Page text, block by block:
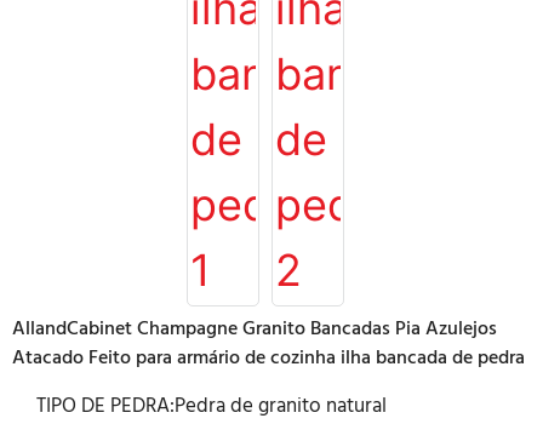
AllandCabinet Champagne Granito Bancadas Pia Azulejos
Atacado Feito para armário de cozinha ilha bancada de pedra
TIPO DE PEDRA:Pedra de granito natural